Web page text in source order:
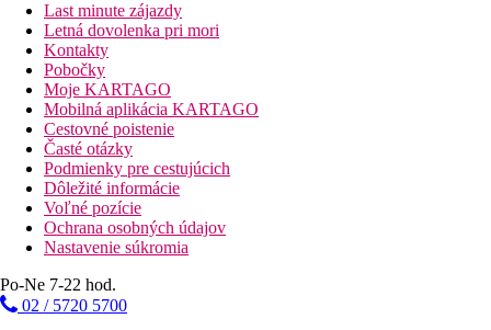
Last minute zájazdy
Letná dovolenka pri mori
Kontakty
Pobočky
Moje KARTAGO
Mobilná aplikácia KARTAGO
Cestovné poistenie
Časté otázky
Podmienky pre cestujúcich
Dôležité informácie
Voľné pozície
Ochrana osobných údajov
Nastavenie súkromia
Po-Ne 7-22 hod.
02 / 5720 5700